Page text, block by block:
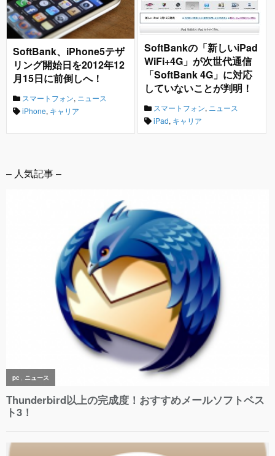
SoftBank、iPhone5テザ
リング開始日を2012年12
月15日に前倒しへ！
スマートフォン, ニュース
iPhone, キャリア
SoftBankの「新しいiPad
WiFi+4G」が次世代通信
「SoftBank 4G」に対応
していないことが判明！
スマートフォン, ニュース
iPad, キャリア
– 人気記事 –